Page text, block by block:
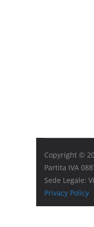
Copyright ©
Partita IVA
Sede Legale:
Privacy Policy